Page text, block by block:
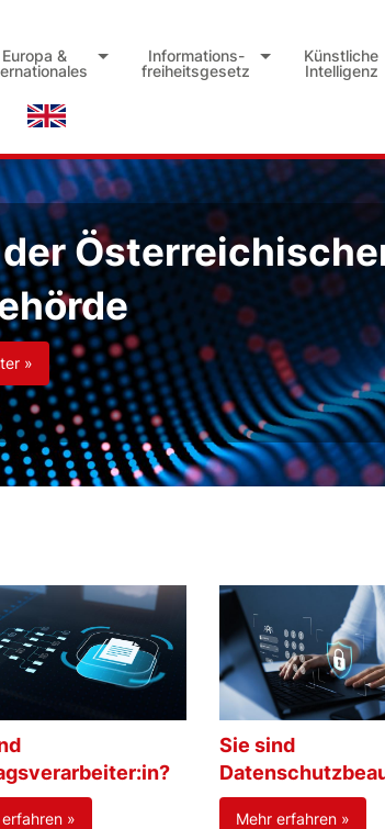
Europa &
Informations-
freiheitsgesetz
Künstliche
Intelligenz
»
»
Sie sind
Mehr erfahren »